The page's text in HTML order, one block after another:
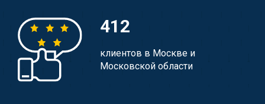
412
клиентов в Москве и
Московской области